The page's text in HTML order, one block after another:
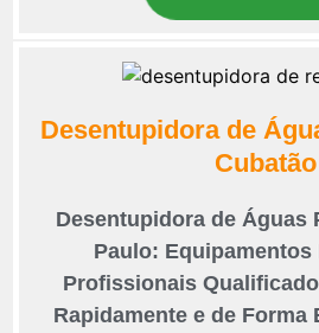
Desentupidora de
Cubatão
Desentupidora de Águas
Paulo: Equipamentos
Profissionais
Rapidamente e de Forma